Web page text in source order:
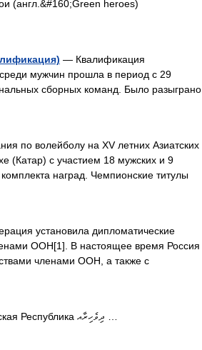
(англ.&#160;Green heroes)
— Квалификация
мужчин прошла в период с 29
сборных команд. Было разыграно
по волейболу на XV летних Азиатских
(Катар) с участием 18 мужских и 9
наград. Чемпионские титулы
установила дипломатические
ООН[1]. В настоящее время Россия
членами ООН, а также с